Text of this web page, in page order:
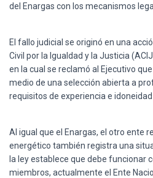
del Enargas con los mecanismos
El fallo judicial se originó en una
Civil por la Igualdad y la Justicia
en la cual se reclamó al Ejecutivo
medio de una selección abierta a
requisitos de experiencia e idoneidad
Al igual que el Enargas, el otro ente
energético también registra una
la ley establece que debe funcionar
miembros, actualmente el Ente